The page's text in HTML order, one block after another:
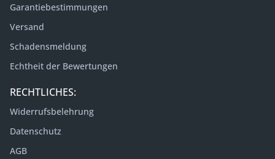
Garantiebestimmungen
Versand
Schadensmeldung
Echtheit der Bewertungen
RECHTLICHES:
Widerrufsbelehrung
Datenschutz
AGB